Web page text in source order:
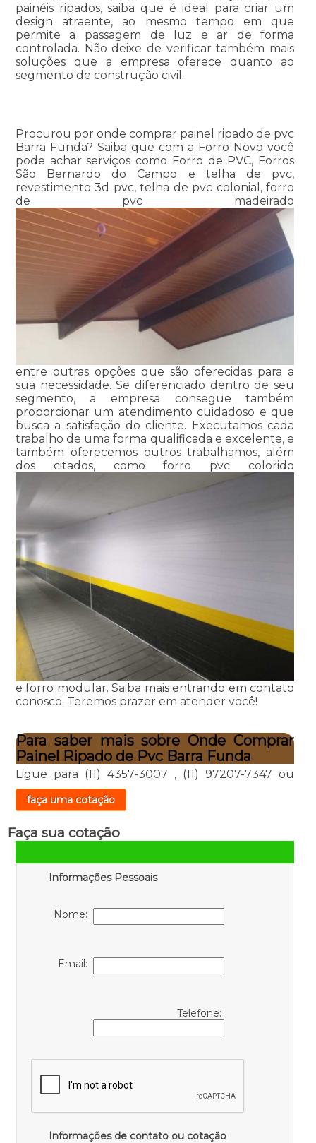
painéis ripados, saiba que é ideal para criar um
design atraente, ao mesmo tempo em que
permite a passagem de luz e ar de forma
controlada. Não deixe de verificar também mais
soluções que a empresa oferece quanto ao
segmento de construção civil.
Procurou por onde comprar painel ripado de pvc
Barra Funda? Saiba que com a Forro Novo você
pode achar serviços como Forro de PVC, Forros
São Bernardo do Campo e telha de pvc,
revestimento 3d pvc, telha de pvc colonial, forro
de pvc madeirado
entre outras opções que são oferecidas para a
sua necessidade. Se diferenciado dentro de seu
segmento, a empresa consegue também
proporcionar um atendimento cuidadoso e que
busca a satisfação do cliente. Executamos cada
trabalho de uma forma qualificada e excelente, e
também oferecemos outros trabalhamos, além
dos citados, como forro pvc colorido
e forro modular. Saiba mais entrando em contato
conosco. Teremos prazer em atender você!
Para saber mais sobre Onde Comprar
Painel Ripado de Pvc Barra Funda
Ligue para (11) 4357-3007 , (11) 97207-7347 ou
faça uma cotação
Faça sua cotação
Informações Pessoais
Nome:
Email:
Telefone:
Informações de contato ou cotação